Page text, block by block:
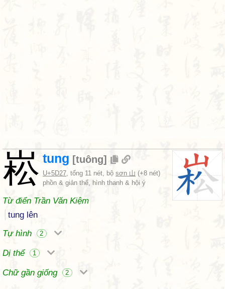
崧 tung [tuông]
U+5D27, tổng 11 nét, bộ sơn 山 (+8 nét)
phồn & giản thể, hình thanh & hội ý
Từ điển Trần Văn Kiệm
tung lên
Tự hình
2
Dị thể 1
Chữ gần giống 2